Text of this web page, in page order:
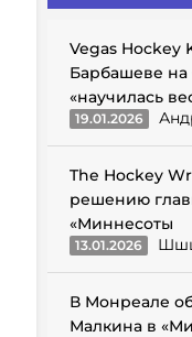
Vegas
Барбашеве
«научилась
19.01.2026
The Hockey
решению
«Миннесоты
13.01.2026
В Монреале
Малкина в